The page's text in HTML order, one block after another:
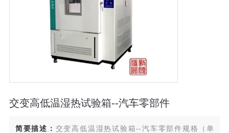
交变高低温湿热试验箱--汽车零部件
简要描述： 交变高低温湿热试验箱--汽车零部件规格（单